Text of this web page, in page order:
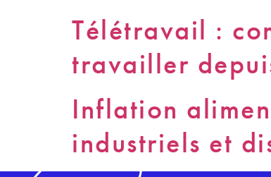
Télétravail :
travailler
Inflation
industriels et